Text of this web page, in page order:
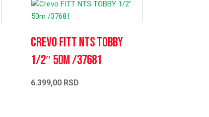
Crevo FITT NTS TOBBY
1/2″ 50m /37681
6.399,00 RSD